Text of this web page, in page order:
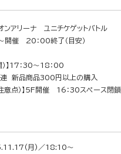
オンアリーナ ユニチケゲットバトル
開催 20：00終了（目安）
）】17：30～18：00
連 新品商品300円以上の購入
注意点）】5F開催 16：30スペース閉鎖
月)／18:10〜